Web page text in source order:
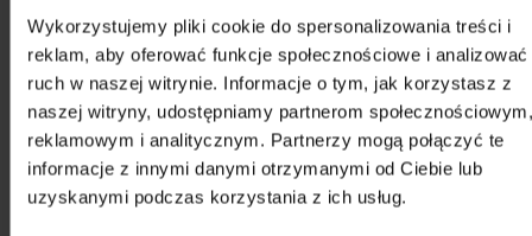
Wykorzystujemy pliki cookie do spersonalizowania treści i
reklam, aby oferować funkcje społecznościowe i analizować
ruch w naszej witrynie. Informacje o tym, jak korzystasz z
naszej witryny, udostępniamy partnerom społecznościowym,
reklamowym i analitycznym. Partnerzy mogą połączyć te
informacje z innymi danymi otrzymanymi od Ciebie lub
uzyskanymi podczas korzystania z ich usług.